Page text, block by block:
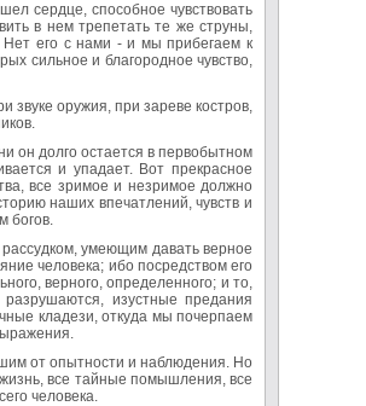
сердце, способное чувствовать
в нем трепетать те же струны,
Нет его с нами - и мы прибегаем к
сильное и благородное чувство,
звуке оружия, при зареве костров,
он долго остается в первобытном
и упадает. Вот прекрасное
все зримое и незримое должно
наших впечатлений, чувств и
богов.
умеющим давать верное
человека; ибо посредством его
верного, определенного; и то,
изустные предания
кладези, откуда мы почерпаем
от опытности и наблюдения. Но
все тайные помышления, все
человека.